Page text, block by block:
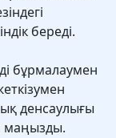
береді.
бұрмалаумен
денсаулығы
маңызды.